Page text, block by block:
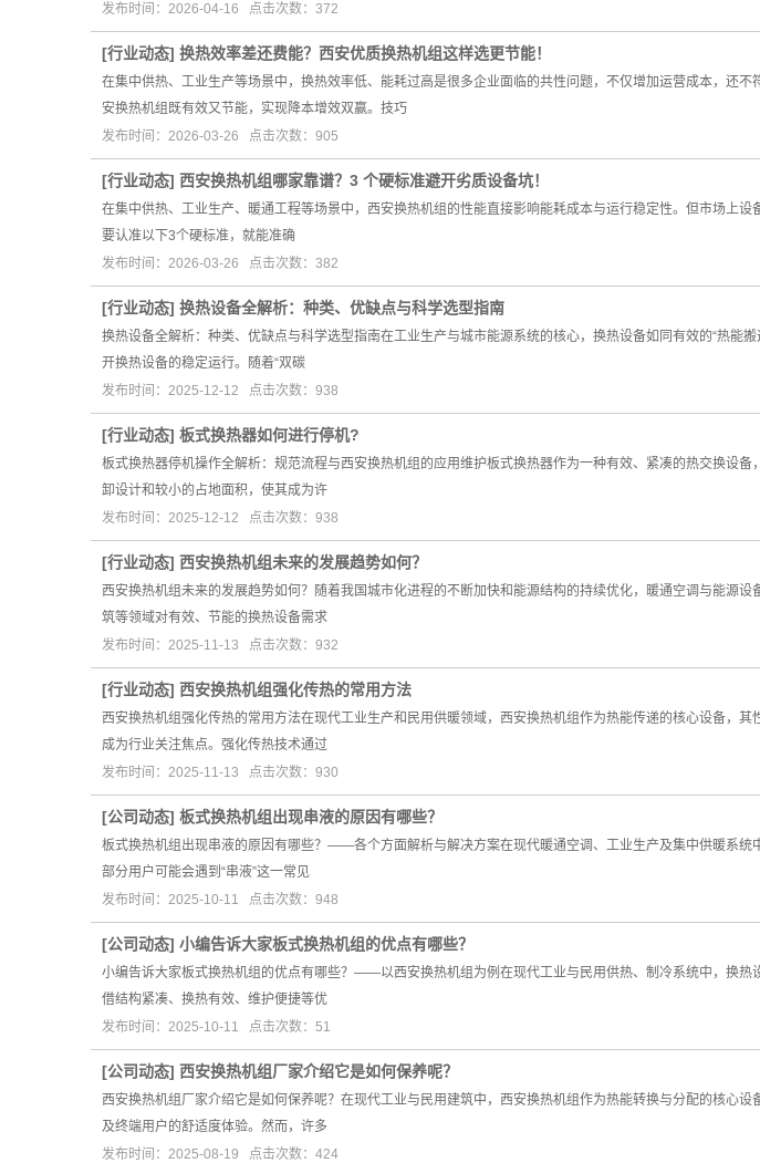
发布时间：2026-04-16 点击次数：372
[行业动态] 换热效率差还费能？西安优质换热机组这样选更节能！
在集中供热、工业生产等场景中，换热效率低、能耗过高是很多企业面临的共性问题，不仅增加运营成本，还
安换热机组既有效又节能，实现降本增效双赢。技巧
发布时间：2026-03-26 点击次数：905
[行业动态] 西安换热机组哪家靠谱？3 个硬标准避开劣质设备坑！
在集中供热、工业生产、暖通工程等场景中，西安换热机组的性能直接影响能耗成本与运行稳定性。但市场上
要认准以下3个硬标准，就能准确
发布时间：2026-03-26 点击次数：382
[行业动态] 换热设备全解析：种类、优缺点与科学选型指南
换热设备全解析：种类、优缺点与科学选型指南在工业生产与城市能源系统的核心，换热设备如同有效的“热
开换热设备的稳定运行。随着“双碳
发布时间：2025-12-12 点击次数：938
[行业动态] 板式换热器如何进行停机?
板式换热器停机操作全解析：规范流程与西安换热机组的应用维护板式换热器作为一种有效、紧凑的热交换设
卸设计和较小的占地面积，使其成为许
发布时间：2025-12-12 点击次数：938
[行业动态] 西安换热机组未来的发展趋势如何？
西安换热机组未来的发展趋势如何？随着我国城市化进程的不断加快和能源结构的持续优化，暖通空调与能源
筑等领域对有效、节能的换热设备需求
发布时间：2025-11-13 点击次数：932
[行业动态] 西安换热机组强化传热的常用方法
西安换热机组强化传热的常用方法在现代工业生产和民用供暖领域，西安换热机组作为热能传递的核心设备，
成为行业关注焦点。强化传热技术通过
发布时间：2025-11-13 点击次数：930
[公司动态] 板式换热机组出现串液的原因有哪些？
板式换热机组出现串液的原因有哪些？——各个方面解析与解决方案在现代暖通空调、工业生产及集中供暖系
部分用户可能会遇到“串液”这一常见
发布时间：2025-10-11 点击次数：948
[公司动态] 小编告诉大家板式换热机组的优点有哪些？
小编告诉大家板式换热机组的优点有哪些？——以西安换热机组为例在现代工业与民用供热、制冷系统中，换
借结构紧凑、换热有效、维护便捷等优
发布时间：2025-10-11 点击次数：51
[公司动态] 西安换热机组厂家介绍它是如何保养呢？
西安换热机组厂家介绍它是如何保养呢？在现代工业与民用建筑中，西安换热机组作为热能转换与分配的核心
及终端用户的舒适度体验。然而，许多
发布时间：2025-08-19 点击次数：424